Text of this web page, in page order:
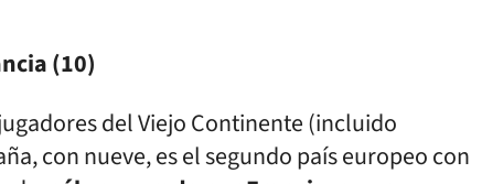
(10)
del Viejo Continente (incluido
con nueve, es el segundo país europeo con